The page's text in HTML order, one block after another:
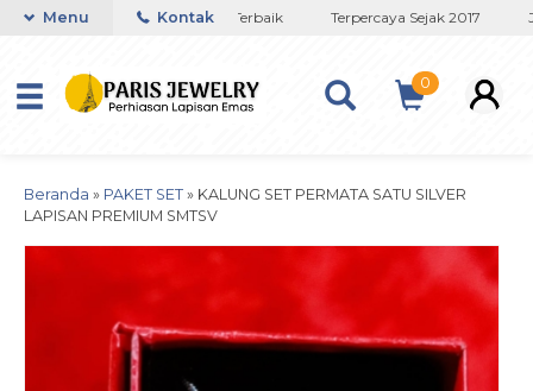
Toko Titanium Lapisan Emas Terbaik Terpercaya Sejak 2017
Menu Kontak
0
Beranda » PAKET SET » KALUNG SET PERMATA SATU SILVER
LAPISAN PREMIUM SMTSV